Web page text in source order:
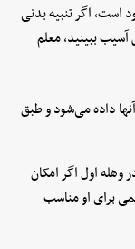
است، اگر تنبیه بدنی
ببینید، معلم
داده می‌شود و طبق
وهله اول اگر امکان
برای او مناسب